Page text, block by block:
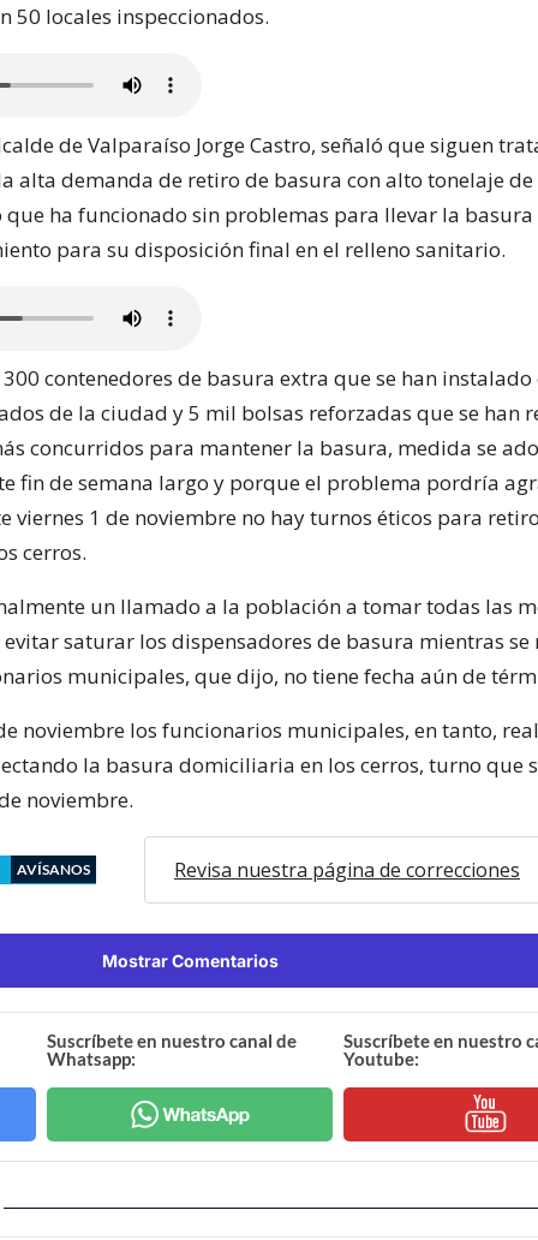
50 locales inspeccionados.
de Valparaíso Jorge Castro, señaló que siguen
alta demanda de retiro de basura con alto tonelaje
que ha funcionado sin problemas para llevar la basura
para su disposición final en el relleno sanitario.
contenedores de basura extra que se han instalado
de la ciudad y 5 mil bolsas reforzadas que se han
concurridos para mantener la basura, medida se
fin de semana largo y porque el problema pordría
viernes 1 de noviembre no hay turnos éticos para
cerros.
un llamado a la población a tomar todas las
saturar los dispensadores de basura mientras se
municipales, que dijo, no tiene fecha aún de
noviembre los funcionarios municipales, en tanto,
la basura domiciliaria en los cerros, turno que
noviembre.
AVÍSANOS Revisa nuestra página de correcciones
Mostrar Comentarios
Suscríbete en nuestro canal de
Whatsapp:
Suscríbete en nuestro
Youtube: